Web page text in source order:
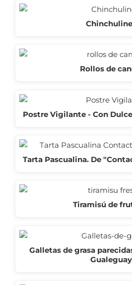
Rollos de
Postre Vigilante - Con
Tarta Pascualina. De
Tiramisú de
Galletas de grasa
Gualeguay